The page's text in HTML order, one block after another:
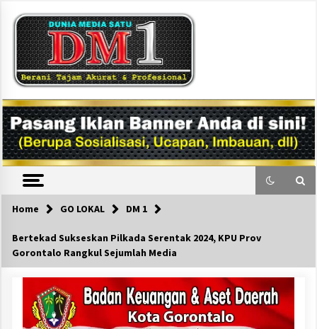
content
DM1
Home GO LOKAL DM 1
Bertekad Sukseskan Pilkada Serentak 2024, KPU Prov
Gorontalo Rangkul Sejumlah Media